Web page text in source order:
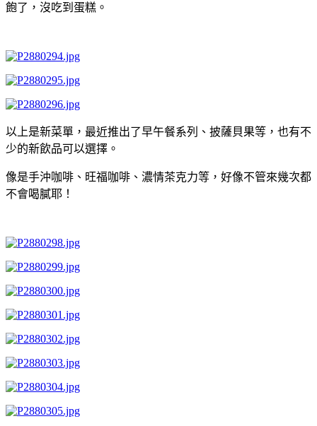
飽了，沒吃到蛋糕。
以上是新菜單，最近推出了早午餐系列、披薩貝果等，也有不
少的新飲品可以選擇。
像是手沖咖啡、旺福咖啡、濃情茶克力等，好像不管來幾次都
不會喝膩耶！